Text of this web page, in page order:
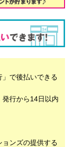
で後払いできる
行から14日以内
ンズの提供する